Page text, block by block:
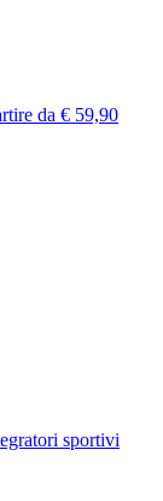
da € 59,90
sportivi